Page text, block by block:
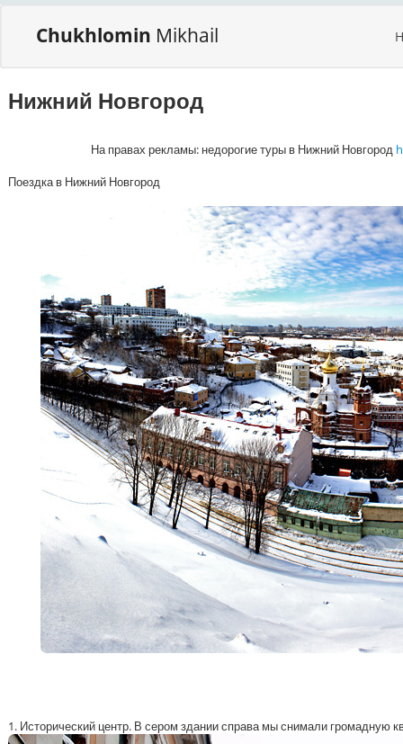
Chukhlomin Mikhail
Нижний Новгород
На правах рекламы: недорогие туры в Нижний Новгород
Поездка в Нижний Новгород
1. Исторический центр. В сером здании справа мы снимали громадную